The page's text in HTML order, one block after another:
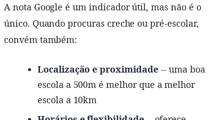
A nota Google é um indicador útil, mas não é o
único. Quando procuras creche ou pré-escolar,
convém também:
Localização e proximidade-- uma boa
escola a 500m é melhor que a melhor
escola a 10km